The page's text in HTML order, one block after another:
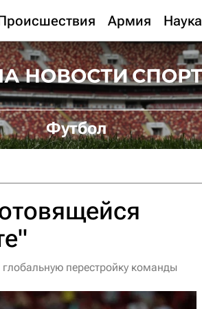
Армия Наука
Футбол
перестройку команды